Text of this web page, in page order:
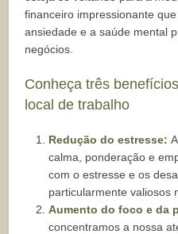
financeiro impressionante
ansiedade e a saúde mental
negócios.
Conheça três
local de trabalho
Redução do estresse:
calma, ponderação e
com o estresse e os
particularmente valiosos
Aumento do foco e da
concentramos a nossa